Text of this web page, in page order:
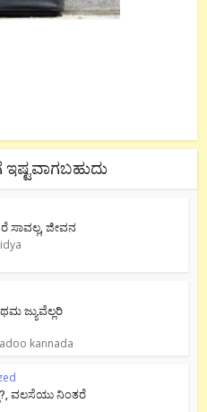
ಜೀವನ
ಜ್ಯುವೆಲ್ಲರಿ
kannada
ವಲಸೆಯು ನಿಂತರೆ